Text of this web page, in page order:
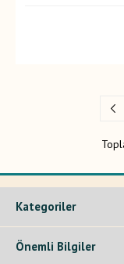
Kategoriler
Önemli Bilgiler